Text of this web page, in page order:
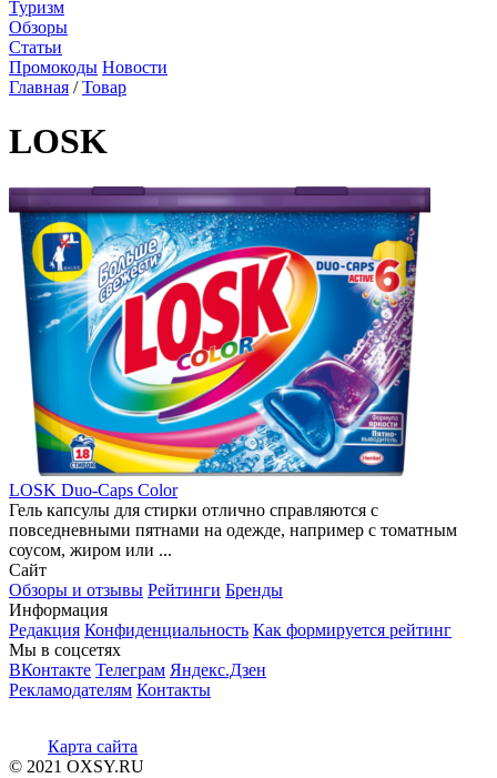
Туризм
Обзоры
Статьи
Промокоды Новости
Главная /Товар
LOSK
LOSK Duo-Caps Color
Гель капсулы для стирки отлично справляются с
повседневными пятнами на одежде, например с томатным
соусом, жиром или ...
Сайт
Обзоры и отзывы Рейтинги Бренды
Информация
Редакция Конфиденциальность Как формируется рейтинг
Мы в соцсетях
ВКонтакте Телеграм Яндекс.Дзен
Рекламодателям Контакты
Карта сайта
© 2021 OXSY.RU